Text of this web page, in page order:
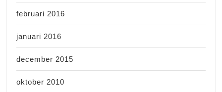
februari 2016
januari 2016
december 2015
oktober 2010